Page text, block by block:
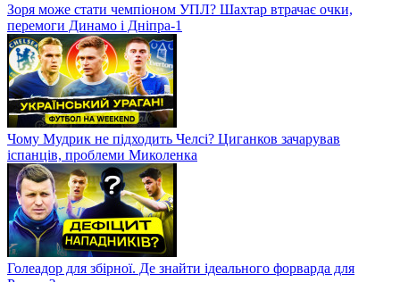
Зоря може стати чемпіоном УПЛ? Шахтар втрачає очки,
перемоги Динамо і Дніпра-1
Чому Мудрик не підходить Челсі? Циганков зачарував
іспанців, проблеми Миколенка
Голеадор для збірної. Де знайти ідеального форварда для